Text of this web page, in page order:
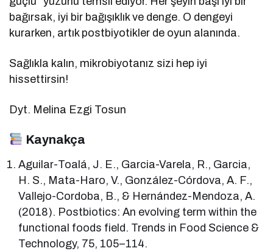
bağırsak, iyi bir bağışıklık ve denge. O dengeyi
kurarken, artık postbiyotikler de oyun alanında.
Sağlıkla kalın, mikrobiyotanız sizi hep iyi
hissettirsin!
Dyt. Melina Ezgi Tosun
Kaynakça
Aguilar-Toalá, J. E., Garcia-Varela, R., Garcia,
H. S., Mata-Haro, V., González-Córdova, A. F.,
Vallejo-Cordoba, B., & Hernández-Mendoza, A.
(2018). Postbiotics: An evolving term within the
functional foods field. Trends in Food Science &
Technology, 75, 105–114.